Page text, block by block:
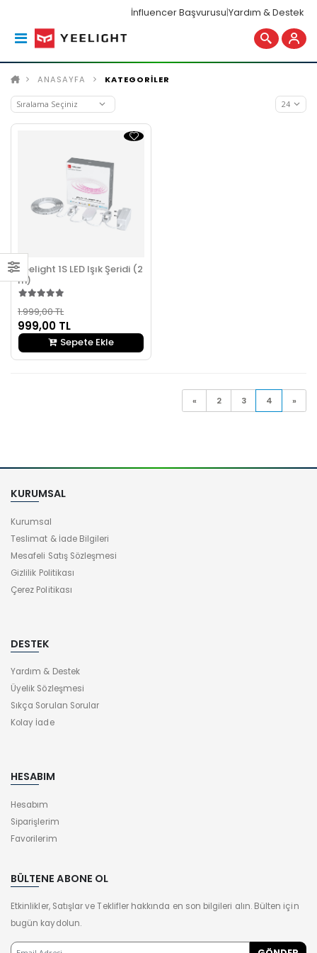
İnfluencer Başvurusu|Yardım & Destek
ANASAYFA KATEGORİLER
Yeelight 1S LED Işık Şeridi (2
m)
1.999,00 TL
999,00 TL
Sepete Ekle
« 2 3 4 »
KURUMSAL
Kurumsal
Teslimat & İade Bilgileri
Mesafeli Satış Sözleşmesi
Gizlilik Politikası
Çerez Politikası
DESTEK
Yardım & Destek
Üyelik Sözleşmesi
Sıkça Sorulan Sorular
Kolay İade
HESABIM
Hesabım
Siparişlerim
Favorilerim
BÜLTENE ABONE OL
Etkinlikler, Satışlar ve Teklifler hakkında en son bilgileri alın. Bülten için
bugün kaydolun.